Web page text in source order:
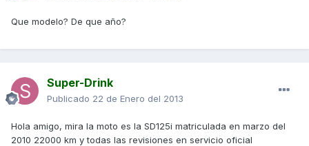
Que modelo? De que año?
Super-Drink
Publicado 22 de Enero del 2013
Hola amigo, mira la moto es la SD125i matriculada en marzo del
2010 22000 km y todas las revisiones en servicio oficial